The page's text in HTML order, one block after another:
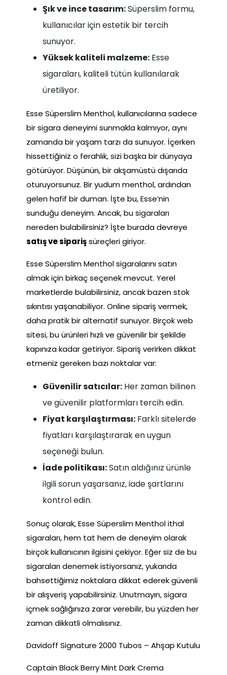
Şık ve ince tasarım:Süperslim formu,
kullanıcılar için estetik bir tercih
sunuyor.
Yüksek kaliteli malzeme: Esse
sigaraları, kaliteli tütün kullanılarak
üretiliyor.
Esse Süperslim Menthol, kullanıcılarına sadece
bir sigara deneyimi sunmakla kalmıyor, aynı
zamanda bir yaşam tarzı da sunuyor. İçerken
hissettiğiniz o ferahlık, sizi başka bir dünyaya
götürüyor. Düşünün, bir akşamüstü dışarıda
oturuyorsunuz. Bir yudum menthol, ardından
gelen hafif bir duman. İşte bu, Esse’nin
sunduğu deneyim. Ancak, bu sigaraları
nereden bulabilirsiniz? İşte burada devreye
satış ve siparişsüreçleri giriyor.
Esse Süperslim Menthol sigaralarını satın
almak için birkaç seçenek mevcut. Yerel
marketlerde bulabilirsiniz, ancak bazen stok
sıkıntısı yaşanabiliyor. Online sipariş vermek,
daha pratik bir alternatif sunuyor. Birçok web
sitesi, bu ürünleri hızlı ve güvenilir bir şekilde
kapınıza kadar getiriyor. Sipariş verirken dikkat
etmeniz gereken bazı noktalar var:
Güvenilir satıcılar: Her zaman bilinen
ve güvenilir platformları tercih edin.
Fiyat karşılaştırması: Farklı sitelerde
fiyatları karşılaştırarak en uygun
seçeneği bulun.
İade politikası:Satın aldığınız ürünle
ilgili sorun yaşarsanız, iade şartlarını
kontrol edin.
Sonuç olarak, Esse Süperslim Menthol ithal
sigaraları, hem tat hem de deneyim olarak
birçok kullanıcının ilgisini çekiyor. Eğer siz de bu
sigaraları denemek istiyorsanız, yukarıda
bahsettiğimiz noktalara dikkat ederek güvenli
bir alışveriş yapabilirsiniz. Unutmayın, sigara
içmek sağlığınıza zarar verebilir, bu yüzden her
zaman dikkatli olmalısınız.
Davidoff Signature 2000 Tubos – Ahşap Kutulu
Captain Black Berry Mint Dark Crema